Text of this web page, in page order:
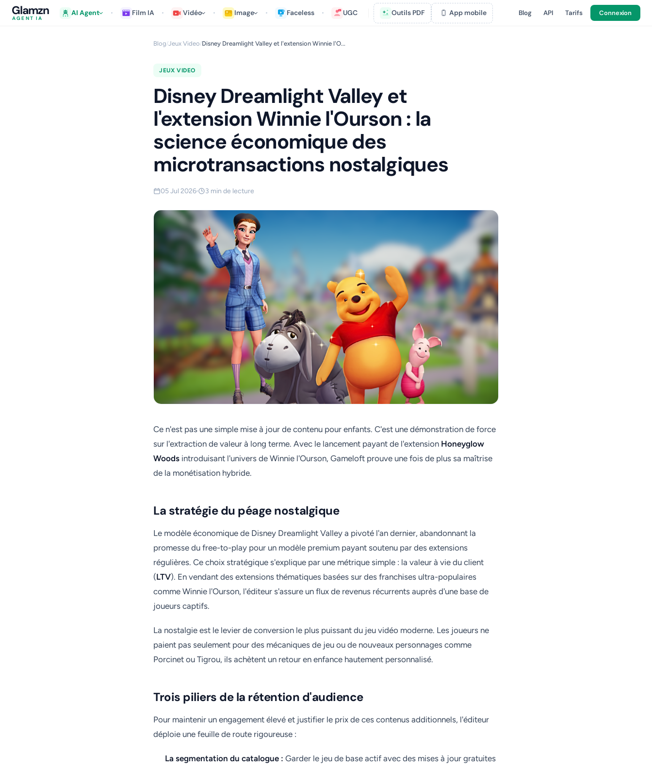
Glamzn
AGENT IA
AI Agent Film IA Vidéo Image Faceless UGC Outils PDF App mobile Blog API Tarifs Connexion
Blog/Jeux Video/Disney Dreamlight Valley et l'extension Winnie l'O...
JEUX VIDEO
Disney Dreamlight Valley et
l'extension Winnie l'Ourson : la
science économique des
microtransactions nostalgiques
05 Jul 2026 3 min de lecture
Ce n'est pas une simple mise à jour de contenu pour enfants. C'est une démonstration de force
sur l'extraction de valeur à long terme. Avec le lancement payant de l'extension Honeyglow
Woods introduisant l'univers de Winnie l'Ourson, Gameloft prouve une fois de plus sa maîtrise
de la monétisation hybride.
La stratégie du péage nostalgique
Le modèle économique de Disney Dreamlight Valley a pivoté l'an dernier, abandonnant la
promesse du free-to-play pour un modèle premium payant soutenu par des extensions
régulières. Ce choix stratégique s'explique par une métrique simple : la valeur à vie du client
(LTV). En vendant des extensions thématiques basées sur des franchises ultra-populaires
comme Winnie l'Ourson, l'éditeur s'assure un flux de revenus récurrents auprès d'une base de
joueurs captifs.
La nostalgie est le levier de conversion le plus puissant du jeu vidéo moderne. Les joueurs ne
paient pas seulement pour des mécaniques de jeu ou de nouveaux personnages comme
Porcinet ou Tigrou, ils achètent un retour en enfance hautement personnalisé.
Trois piliers de la rétention d'audience
Pour maintenir un engagement élevé et justifier le prix de ces contenus additionnels, l'éditeur
déploie une feuille de route rigoureuse :
La segmentation du catalogue : Garder le jeu de base actif avec des mises à jour gratuites